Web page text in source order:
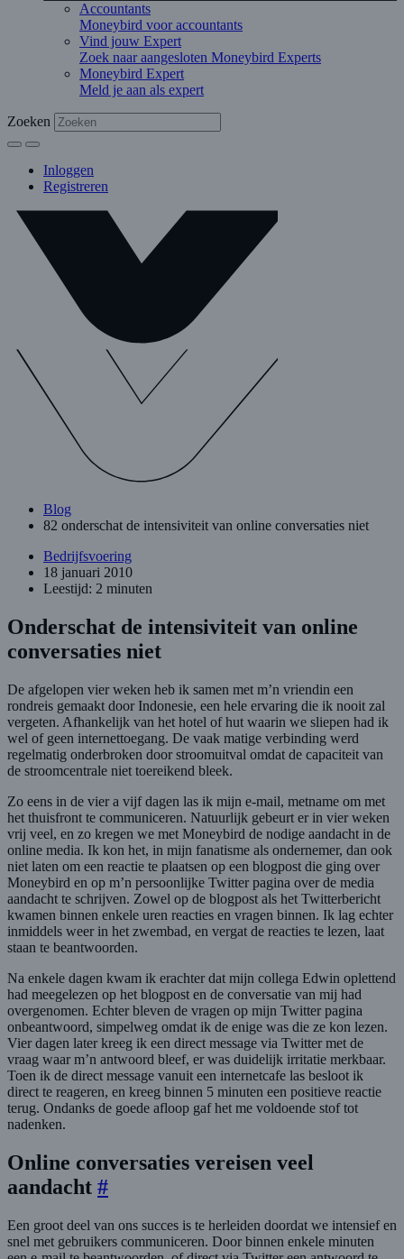
Accountants
Moneybird voor accountants
Vind jouw Expert
Zoek naar aangesloten Moneybird Experts
Moneybird Expert
Meld je aan als expert
Zoeken
Inloggen
Registreren
Blog
82 onderschat de intensiviteit van online conversaties niet
Bedrijfsvoering
18 januari 2010
Leestijd: 2 minuten
Onderschat de intensiviteit van online
conversaties niet
De afgelopen vier weken heb ik samen met m’n vriendin een
rondreis gemaakt door Indonesie, een hele ervaring die ik nooit zal
vergeten. Afhankelijk van het hotel of hut waarin we sliepen had ik
wel of geen internettoegang. De vaak matige verbinding werd
regelmatig onderbroken door stroomuitval omdat de capaciteit van
de stroomcentrale niet toereikend bleek.
Zo eens in de vier a vijf dagen las ik mijn e-mail, metname om met
het thuisfront te communiceren. Natuurlijk gebeurt er in vier weken
vrij veel, en zo kregen we met Moneybird de nodige aandacht in de
online media. Ik kon het, in mijn fanatisme als ondernemer, dan ook
niet laten om een reactie te plaatsen op een blogpost die ging over
Moneybird en op m’n persoonlijke Twitter pagina over de media
aandacht te schrijven. Zowel op de blogpost als het Twitterbericht
kwamen binnen enkele uren reacties en vragen binnen. Ik lag echter
inmiddels weer in het zwembad, en vergat de reacties te lezen, laat
staan te beantwoorden.
Na enkele dagen kwam ik erachter dat mijn collega Edwin oplettend
had meegelezen op het blogpost en de conversatie van mij had
overgenomen. Echter bleven de vragen op mijn Twitter pagina
onbeantwoord, simpelweg omdat ik de enige was die ze kon lezen.
Vier dagen later kreeg ik een direct message via Twitter met de
vraag waar m’n antwoord bleef, er was duidelijk irritatie merkbaar.
Toen ik de direct message vanuit een internetcafe las besloot ik
direct te reageren, en kreeg binnen 5 minuten een positieve reactie
terug. Ondanks de goede afloop gaf het me voldoende stof tot
nadenken.
Online conversaties vereisen veel
aandacht #
Een groot deel van ons succes is te herleiden doordat we intensief en
snel met gebruikers communiceren. Door binnen enkele minuten